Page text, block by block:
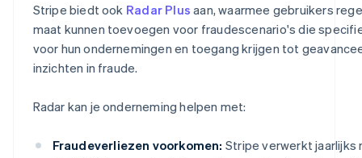
Stripe biedt ook Radar Plus aan, waarmee gebruikers
maat kunnen toevoegen voor fraudescenario's die
voor hun ondernemingen en toegang krijgen tot
inzichten in fraude.
Radar kan je onderneming helpen met:
Fraudeverliezen voorkomen: Stripe verwerkt jaarlijks